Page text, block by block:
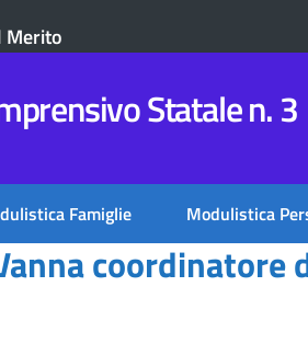
Merito
Statale n. 3
Famiglie Modulistica
coordinatore